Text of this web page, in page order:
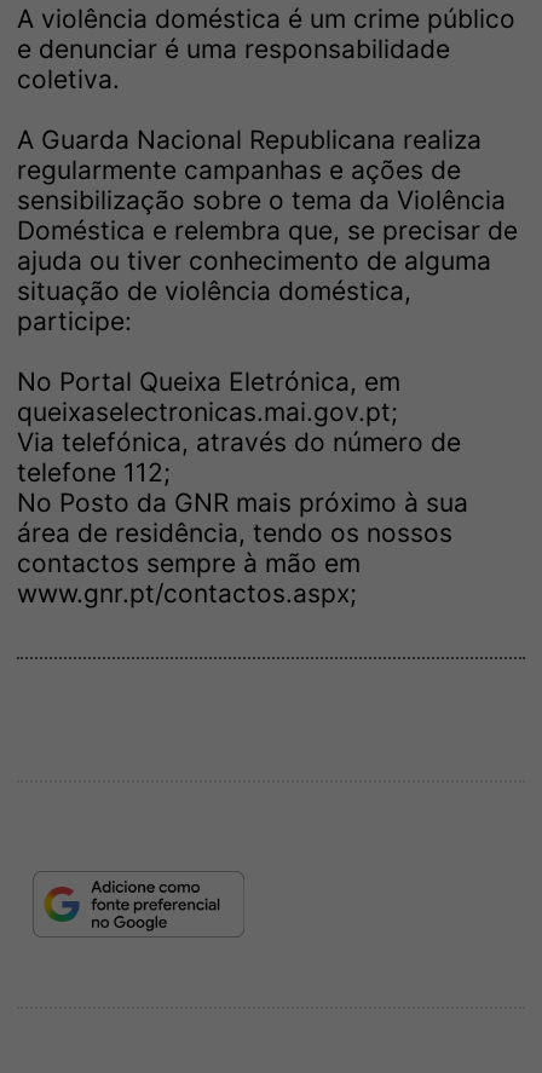
A violência doméstica é um crime público
e denunciar é uma responsabilidade
coletiva.
A Guarda Nacional Republicana realiza
regularmente campanhas e ações de
sensibilização sobre o tema da Violência
Doméstica e relembra que, se precisar de
ajuda ou tiver conhecimento de alguma
situação de violência doméstica,
participe:
No Portal Queixa Eletrónica, em
queixaselectronicas.mai.gov.pt;
Via telefónica, através do número de
telefone 112;
No Posto da GNR mais próximo à sua
área de residência, tendo os nossos
contactos sempre à mão em
www.gnr.pt/contactos.aspx;